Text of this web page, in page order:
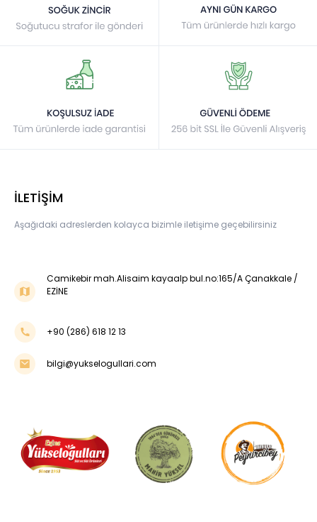
İLETİŞİM
Aşağıdaki adreslerden kolayca bizimle iletişime geçebilirsiniz
Camikebir mah.Alisaim kayaalp bul.no:165/A Çanakkale /
EZİNE
+90 (286) 618 12 13
bilgi@yukselogullari.com